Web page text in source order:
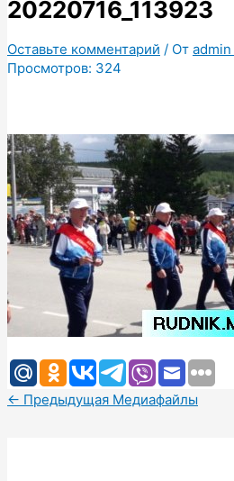
20220716_113923
Оставьте комментарий / От admin
Просмотров: 324
← Предыдущая Медиафайлы